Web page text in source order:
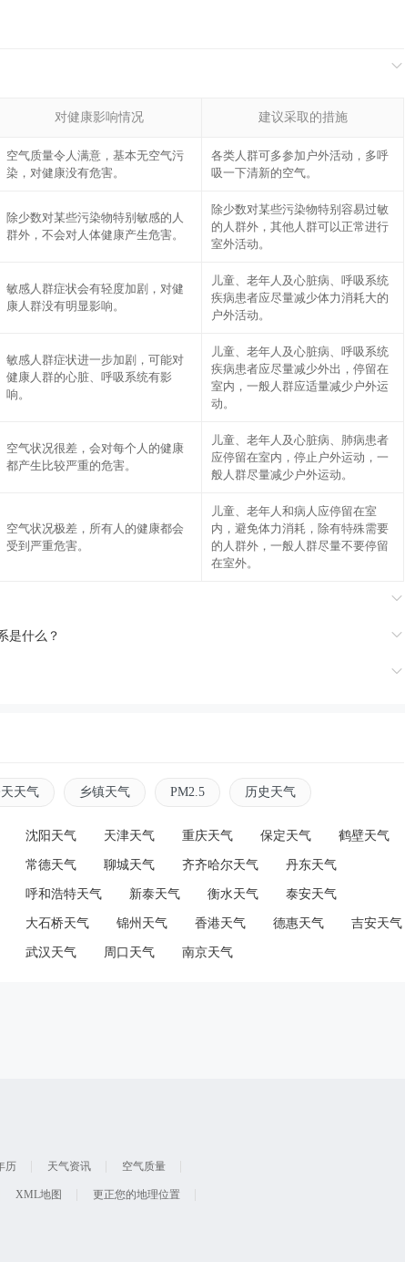
对健康影响情况 建议采取的措施
空气质量令人满意，基本无空气污
染，对健康没有危害。
各类人群可多参加户外活动，多呼
吸一下清新的空气。
除少数对某些污染物特别敏感的人
群外，不会对人体健康产生危害。
除少数对某些污染物特别容易过敏
的人群外，其他人群可以正常进行
室外活动。
敏感人群症状会有轻度加剧，对健
康人群没有明显影响。
儿童、老年人及心脏病、呼吸系统
疾病患者应尽量减少体力消耗大的
户外活动。
敏感人群症状进一步加剧，可能对
健康人群的心脏、呼吸系统有影
响。
儿童、老年人及心脏病、呼吸系统
疾病患者应尽量减少外出，停留在
室内，一般人群应适量减少户外运
动。
空气状况很差，会对每个人的健康
都产生比较严重的危害。
儿童、老年人及心脏病、肺病患者
应停留在室内，停止户外运动，一
般人群尽量减少户外运动。
空气状况极差，所有人的健康都会
受到严重危害。
儿童、老年人和病人应停留在室
内，避免体力消耗，除有特殊需要
的人群外，一般人群尽量不要停留
在室外。
是什么？
天气 乡镇天气 PM2.5 历史天气
沈阳天气 天津天气 重庆天气 保定天气 鹤壁天气
常德天气 聊城天气 齐齐哈尔天气 丹东天气
呼和浩特天气 新泰天气 衡水天气 泰安天气
大石桥天气 锦州天气 香港天气 德惠天气 吉安天气
武汉天气 周口天气 南京天气
历 天气资讯 空气质量
XML地图 更正您的地理位置